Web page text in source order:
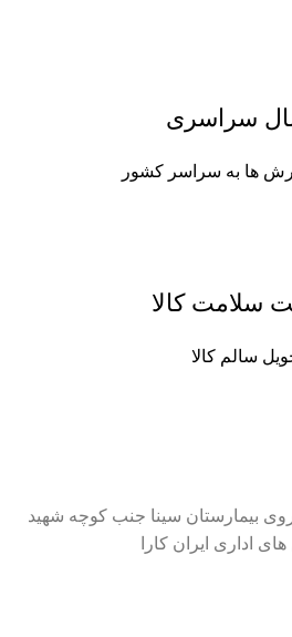
سراسری
ها به سراسر کشور
سلامت کالا
سالم کالا
بیمارستان سینا جنب کوچه شهید